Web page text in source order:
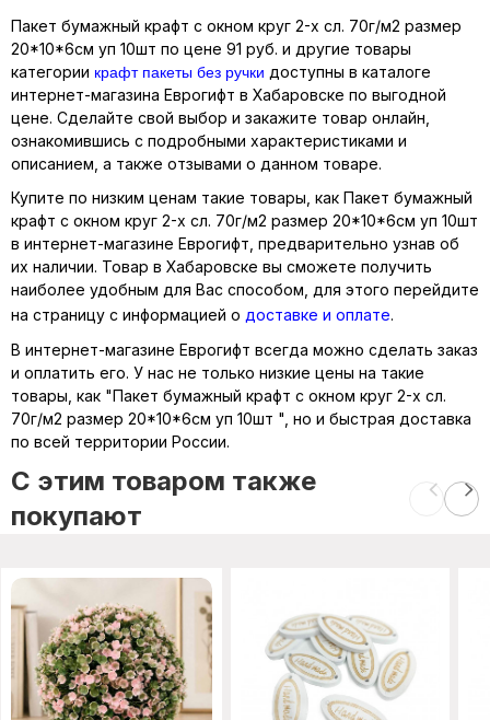
Пакет бумажный крафт с окном круг 2-х сл. 70г/м2 размер
20*10*6см уп 10шт по цене 91 руб. и другие товары
категории крафт пакеты без ручки доступны в каталоге
интернет-магазина Еврогифт в Хабаровске по выгодной
цене. Сделайте свой выбор и закажите товар онлайн,
ознакомившись с подробными характеристиками и
описанием, а также отзывами о данном товаре.
Купите по низким ценам такие товары, как Пакет бумажный
крафт с окном круг 2-х сл. 70г/м2 размер 20*10*6см уп 10шт
в интернет-магазине Еврогифт, предварительно узнав об
их наличии. Товар в Хабаровске вы сможете получить
наиболее удобным для Вас способом, для этого перейдите
на страницу с информацией о доставке и оплате.
В интернет-магазине Еврогифт всегда можно сделать заказ
и оплатить его. У нас не только низкие цены на такие
товары, как "Пакет бумажный крафт с окном круг 2-х сл.
70г/м2 размер 20*10*6см уп 10шт ", но и быстрая доставка
по всей территории России.
C этим товаром также
покупают